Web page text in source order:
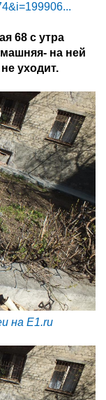
68 с утра
на ней
уходит.
на E1.ru